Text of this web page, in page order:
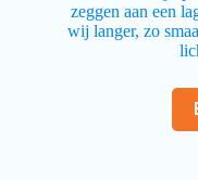
zeggen aan een
wij langer, zo